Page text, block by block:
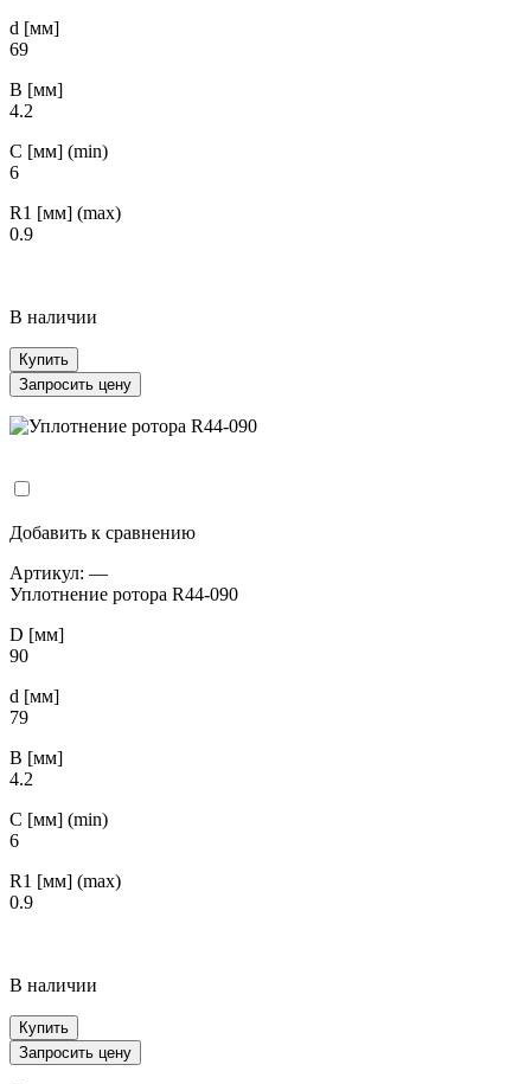
d [мм]
69
B [мм]
4.2
С [мм] (min)
6
R1 [мм] (max)
0.9
В наличии
Купить
Запросить цену
Добавить к сравнению
Артикул: —
Уплотнение ротора R44-090
D [мм]
90
d [мм]
79
B [мм]
4.2
С [мм] (min)
6
R1 [мм] (max)
0.9
В наличии
Купить
Запросить цену